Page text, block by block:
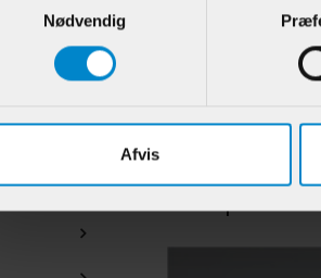
Nødvendig
Afvis